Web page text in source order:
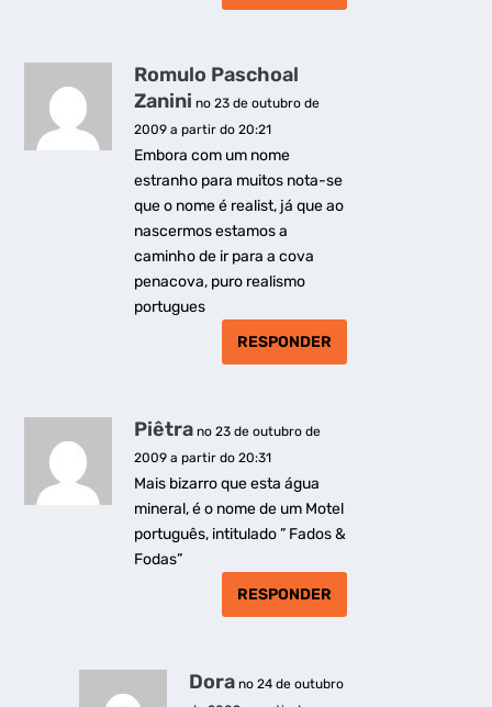
Romulo Paschoal
Zanini no 23 de outubro de
2009 a partir do 20:21
Embora com um nome
estranho para muitos nota-se
que o nome é realist, já que ao
nascermos estamos a
caminho de ir para a cova
penacova, puro realismo
portugues
RESPONDER
Piêtra no 23 de outubro de
2009 a partir do 20:31
Mais bizarro que esta água
mineral, é o nome de um Motel
português, intitulado ” Fados &
Fodas”
RESPONDER
Dora no 24 de outubro